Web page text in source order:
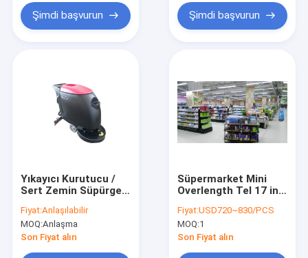
Şimdi başvurun Şimdi başvurun
Yıkayıcı Kurutucu /
Sert Zemin Süpürgesi
Arkasında Laminat
Zemin Yürüyüşü
Fiyat:Anlaşılabilir
MOQ:Anlaşma
Son Fiyat alın
Süpermarket Mini
Overlength Tel 17 inç
Arkasında Yürümek
Fiyat:USD720~830/PCS
MOQ:1
Son Fiyat alın